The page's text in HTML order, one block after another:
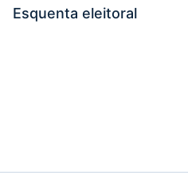
Esquenta eleitoral